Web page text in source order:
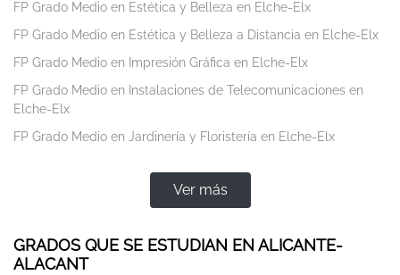
FP Grado Medio en Estética y Belleza en Elche-Elx
FP Grado Medio en Estética y Belleza a Distancia en Elche-Elx
FP Grado Medio en Impresión Gráfica en Elche-Elx
FP Grado Medio en Instalaciones de Telecomunicaciones en
Elche-Elx
FP Grado Medio en Jardinería y Floristería en Elche-Elx
Ver más
GRADOS QUE SE ESTUDIAN EN ALICANTE-
ALACANT